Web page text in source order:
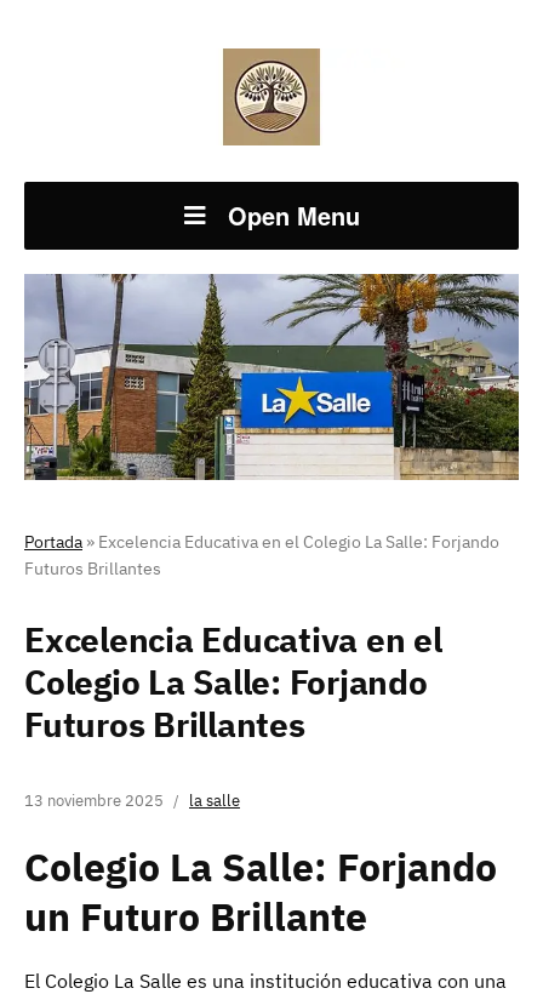
Open Menu
Portada » Excelencia Educativa en el Colegio La Salle: Forjando
Futuros Brillantes
Excelencia Educativa en el
Colegio La Salle: Forjando
Futuros Brillantes
13 noviembre 2025 la salle
Colegio La Salle: Forjando
un Futuro Brillante
El Colegio La Salle es una institución educativa con una